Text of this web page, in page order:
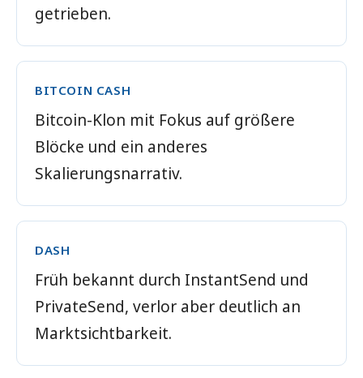
getrieben.
BITCOIN CASH
Bitcoin-Klon mit Fokus auf größere
Blöcke und ein anderes
Skalierungsnarrativ.
DASH
Früh bekannt durch InstantSend und
PrivateSend, verlor aber deutlich an
Marktsichtbarkeit.